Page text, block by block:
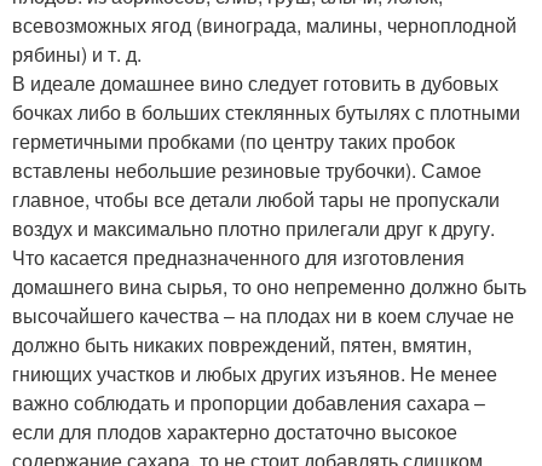
всевозможных ягод (винограда, малины, черноплодной
рябины) и т. д.
В идеале домашнее вино следует готовить в дубовых
бочках либо в больших стеклянных бутылях с плотными
герметичными пробками (по центру таких пробок
вставлены небольшие резиновые трубочки). Самое
главное, чтобы все детали любой тары не пропускали
воздух и максимально плотно прилегали друг к другу.
Что касается предназначенного для изготовления
домашнего вина сырья, то оно непременно должно быть
высочайшего качества – на плодах ни в коем случае не
должно быть никаких повреждений, пятен, вмятин,
гниющих участков и любых других изъянов. Не менее
важно соблюдать и пропорции добавления сахара –
если для плодов характерно достаточно высокое